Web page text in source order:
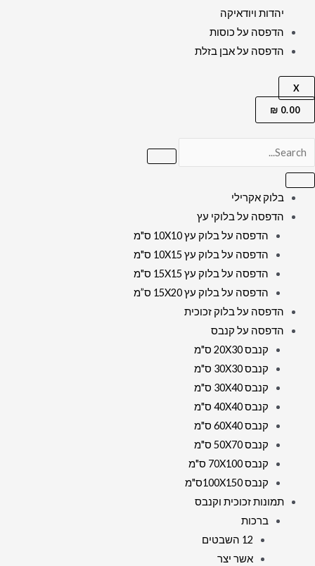
יהדות ויודאיקה
הדפסה על כוסות
הדפסה על אבן בזלת
X
0.00
₪
בלוק אקרילי
הדפסה על בלוקי עץ
הדפסה על בלוק עץ 10X10 ס"מ
הדפסה על בלוק עץ 10X15 ס"מ
הדפסה על בלוק עץ 15X15 ס"מ
הדפסה על בלוק עץ 15X20 ס”מ
הדפסה על בלוק זכוכית
הדפסה על קנבס
קנבס 20X30 ס"מ
קנבס 30X30 ס"מ
קנבס 30X40 ס"מ
קנבס 40X40 ס"מ
קנבס 60X40 ס"מ
קנבס 50X70 ס"מ
קנבס 70X100 ס"מ
קנבס 100X150ס"מ
תמונות זכוכית וקנבס
ברכות
12 השבטים
אשר יצר